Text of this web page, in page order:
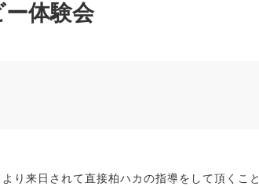
ー体験会
り来日されて直接柏ハカの指導をして頂くこと